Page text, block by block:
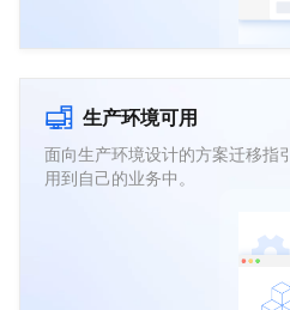
生产环境可用
面向生产环境设计的方案迁移指
用到自己的业务中。